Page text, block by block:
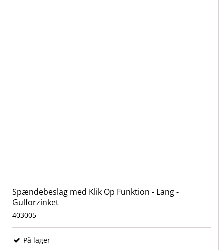
Spændebeslag med Klik Op Funktion - Lang -
Gulforzinket
403005
På lager